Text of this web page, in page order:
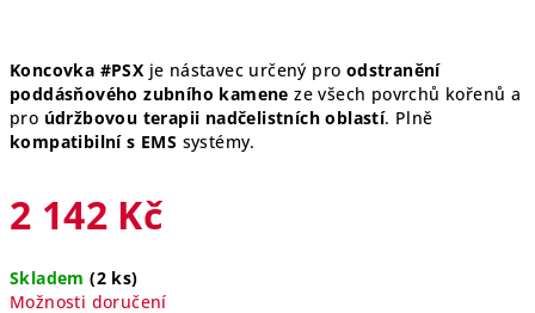
Koncovka #PSX je nástavec určený pro odstranění
poddásňového zubního kamene ze všech povrchů kořenů a
pro údržbovou terapii nadčelistních oblastí. Plně
kompatibilní s EMS systémy.
2 142 Kč
cena:
Skladem(2 ks)
Možnosti doručení